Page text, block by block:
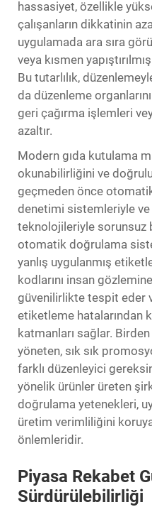
hassasiyet, özellikle
çalışanların dikkatinin
uygulamada ara sıra
veya kısmen
Bu tutarlılık,
da düzenleme
geri çağırma işlemleri
azaltır.
Modern gıda kutulama
okunabilirliğini ve
geçmeden önce
denetimi sistemleriyle ve
teknolojileriyle sorunsuz
otomatik doğrulama
yanlış uygulanmış
kodlarını insan
güvenilirlikte tespit eder
etiketleme hatalarından
katmanları sağlar. Birden
yöneten, sık sık
farklı düzenleyici
yönelik ürünler üreten
doğrulama yetenekleri,
üretim verimliliğini
önlemleridir.
Piyasa Rekabet
Sürdürülebilirliği